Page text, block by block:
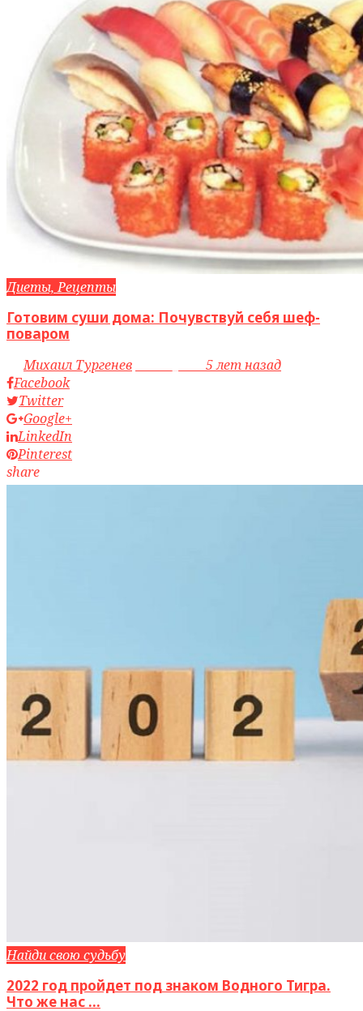
Диеты, Рецепты
Готовим суши дома: Почувствуй себя шеф-
поваром
byМихаил Тургенев
5 лет назад
Facebook
Twitter
Google+
LinkedIn
Pinterest
share
Найди свою судьбу
2022 год пройдет под знаком Водного Тигра.
Что же нас ...